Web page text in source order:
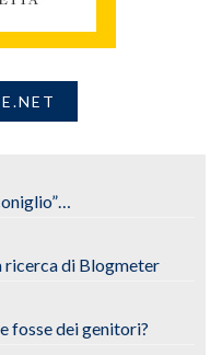
ricerca di Blogmeter
fosse dei genitori?